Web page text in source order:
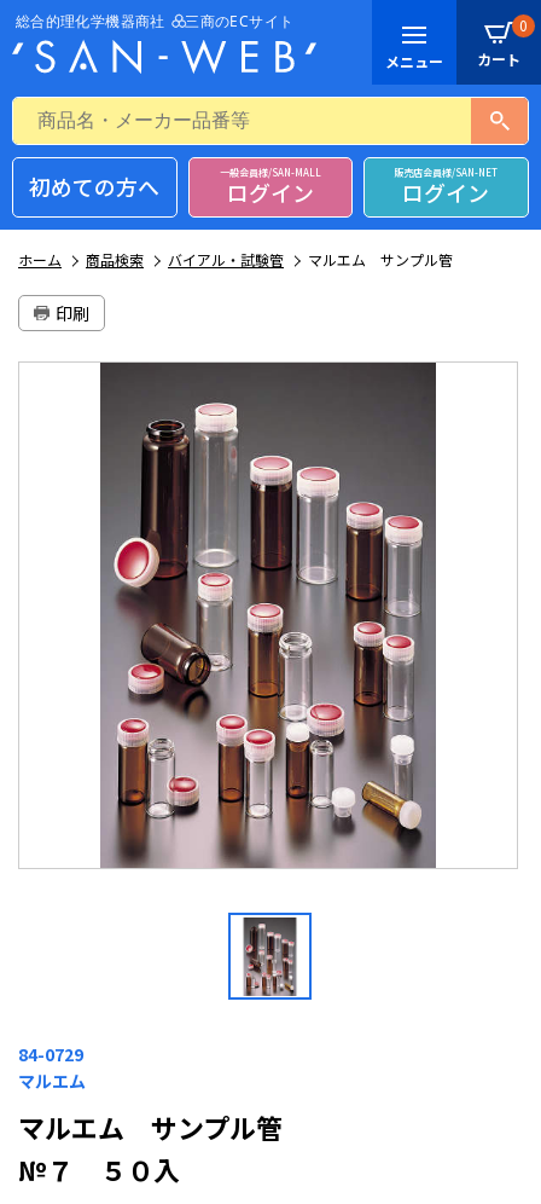
0
初めての方へ 一般会員様/SAN-MALL
ログイン
販売店会員様/SAN-NET
ログイン
ホーム 商品検索 バイアル・試験管 マルエム サンプル管
印刷
84-0729
マルエム
マルエム サンプル管
№７ ５０入